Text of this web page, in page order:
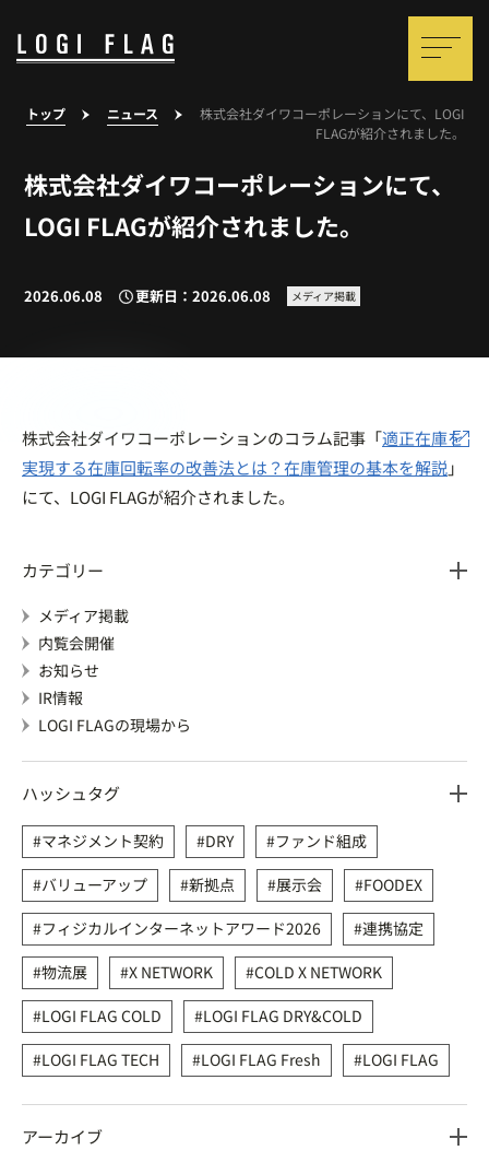
トップ ニュース
株式会社ダイワコーポレーションにて、LOGI
FLAGが紹介されました。
株式会社ダイワコーポレーションにて、
LOGI FLAGが紹介されました。
2026.06.08 更新日：2026.06.08 メディア掲載
株式会社ダイワコーポレーションのコラム記事「適正在庫を
実現する在庫回転率の改善法とは？在庫管理の基本を解説」
にて、LOGI FLAGが紹介されました。
カテゴリー
メディア掲載
内覧会開催
お知らせ
IR情報
LOGI FLAGの現場から
ハッシュタグ
マネジメント契約 DRY
ファンド組成
バリューアップ
新拠点 展示会
FOODEX
フィジカルインターネットアワード2026
連携協定
物流展
X NETWORK
COLD X NETWORK
LOGI FLAG COLD
LOGI FLAG DRY&COLD
LOGI FLAG TECH
LOGI FLAG Fresh LOGI FLAG
アーカイブ